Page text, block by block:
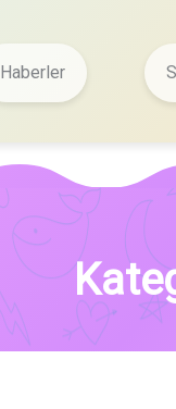
Haberler